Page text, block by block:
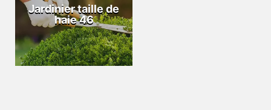
Jardinier taille de
haie 46